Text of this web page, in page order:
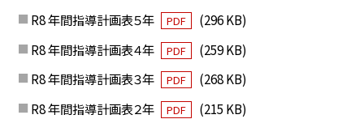
R8 年間指導計画表５年
PDF
(296 KB)
R8 年間指導計画表４年
PDF
(259 KB)
R8 年間指導計画表３年
PDF
(268 KB)
R8 年間指導計画表２年
PDF
(215 KB)